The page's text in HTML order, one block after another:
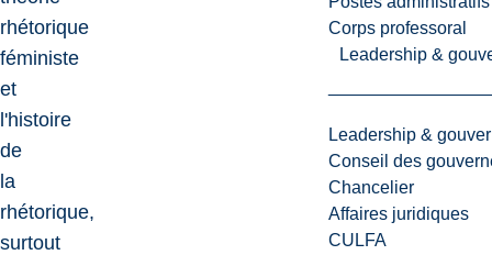
Corps professoral
Leadership &
Leadership &
Conseil des
Chancelier
Affaires juridiques
CULFA
rhétorique
féministe
et
l'histoire
de
la
rhétorique,
surtout